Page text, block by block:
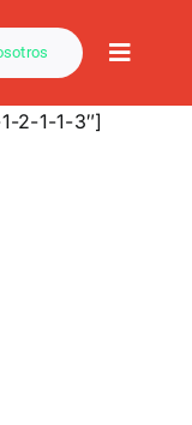
Toggle
2-1-1-3″]